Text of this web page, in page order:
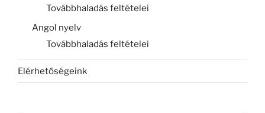
Továbbhaladás feltételei
Angol nyelv
Továbbhaladás feltételei
Elérhetőségeink